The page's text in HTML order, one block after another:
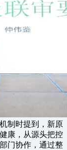
制时提到，新原
康，从源头把控
门协作，通过整